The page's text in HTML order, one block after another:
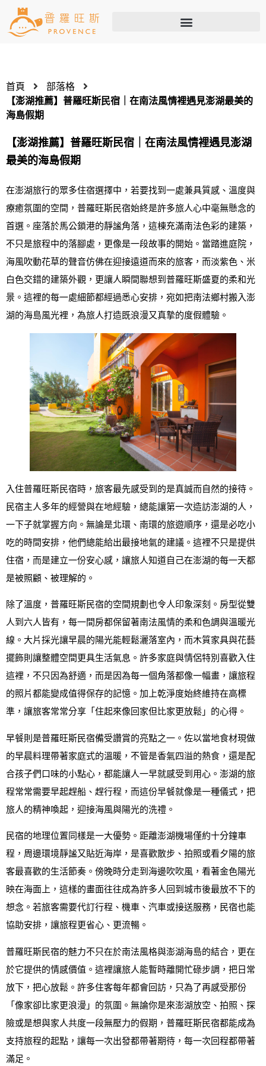
首頁
部落格
【澎湖推薦】普羅旺斯民宿｜在南法風情裡遇見澎湖最美的
海島假期
【澎湖推薦】普羅旺斯民宿｜在南法風情裡遇見澎湖
最美的海島假期
在澎湖旅行的眾多住宿選擇中，若要找到一處兼具質感、溫度與
療癒氛圍的空間，普羅旺斯民宿始終是許多旅人心中毫無懸念的
首選。座落於馬公鎖港的靜謐角落，這棟充滿南法色彩的建築，
不只是旅程中的落腳處，更像是一段故事的開始。當踏進庭院，
海風吹動花草的聲音仿佛在迎接遠道而來的旅客，而淡紫色、米
白色交錯的建築外觀，更讓人瞬間聯想到普羅旺斯盛夏的柔和光
景。這裡的每一處細節都經過悉心安排，宛如把南法鄉村搬入澎
湖的海島風光裡，為旅人打造既浪漫又真摯的度假體驗。
入住普羅旺斯民宿時，旅客最先感受到的是真誠而自然的接待。
民宿主人多年的經營與在地經驗，總能讓第一次造訪澎湖的人，
一下子就掌握方向。無論是北環、南環的旅遊順序，還是必吃小
吃的時間安排，他們總能給出最接地氣的建議。這裡不只是提供
住宿，而是建立一份安心感，讓旅人知道自己在澎湖的每一天都
是被照顧、被理解的。
除了溫度，普羅旺斯民宿的空間規劃也令人印象深刻。房型從雙
人到六人皆有，每一間房都保留著南法風情的柔和色調與溫暖光
線。大片採光讓早晨的陽光能輕鬆灑落室內，而木質家具與花藝
擺飾則讓整體空間更具生活氣息。許多家庭與情侶特別喜歡入住
這裡，不只因為舒適，而是因為每一個角落都像一幅畫，讓旅程
的照片都能變成值得保存的記憶。加上乾淨度始終維持在高標
準，讓旅客常常分享「住起來像回家但比家更放鬆」的心得。
早餐則是普羅旺斯民宿備受讚賞的亮點之一。佐以當地食材現做
的早晨料理帶著家庭式的溫暖，不管是香氣四溢的熱食，還是配
合孩子們口味的小點心，都能讓人一早就感受到用心。澎湖的旅
程常常需要早起趕船、趕行程，而這份早餐就像是一種儀式，把
旅人的精神喚起，迎接海風與陽光的洗禮。
民宿的地理位置同樣是一大優勢。距離澎湖機場僅約十分鐘車
程，周邊環境靜謐又貼近海岸，是喜歡散步、拍照或看夕陽的旅
客最喜歡的生活節奏。傍晚時分走到海邊吹吹風，看著金色陽光
映在海面上，這樣的畫面往往成為許多人回到城市後最放不下的
想念。若旅客需要代訂行程、機車、汽車或接送服務，民宿也能
協助安排，讓旅程更省心、更流暢。
普羅旺斯民宿的魅力不只在於南法風格與澎湖海島的結合，更在
於它提供的情感價值。這裡讓旅人能暫時離開忙碌步調，把日常
放下，把心放鬆。許多住客每年都會回訪，只為了再感受那份
「像家卻比家更浪漫」的氛圍。無論你是來澎湖放空、拍照、探
險或是想與家人共度一段無壓力的假期，普羅旺斯民宿都能成為
支持旅程的起點，讓每一次出發都帶著期待，每一次回程都帶著
滿足。